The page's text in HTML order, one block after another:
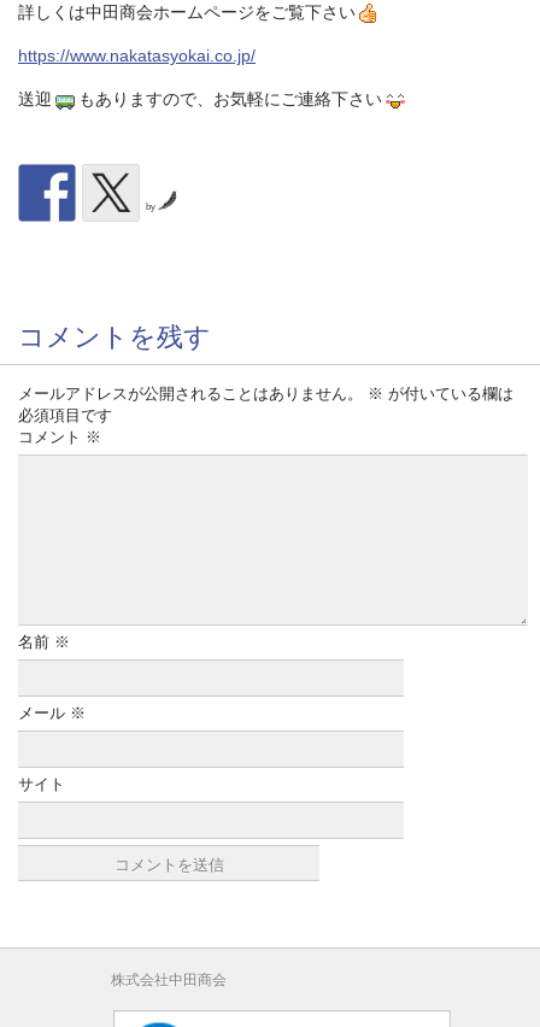
詳しくは中田商会ホームページをご覧下さい
https://www.nakatasyokai.co.jp/
送迎 もありますので、お気軽にご連絡下さい
by
コメントを残す
メールアドレスが公開されることはありません。 ※ が付いている欄は
必須項目です
コメント ※
名前 ※
メール ※
サイト
株式会社中田商会